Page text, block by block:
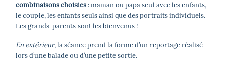
combinaisons choisies : maman ou papa seul avec les enfants,
le couple, les enfants seuls ainsi que des portraits individuels.
Les grands-parents sont les bienvenus !
En extérieur, la séance prend la forme d’un reportage réalisé
lors d’une balade ou d’une petite sortie.